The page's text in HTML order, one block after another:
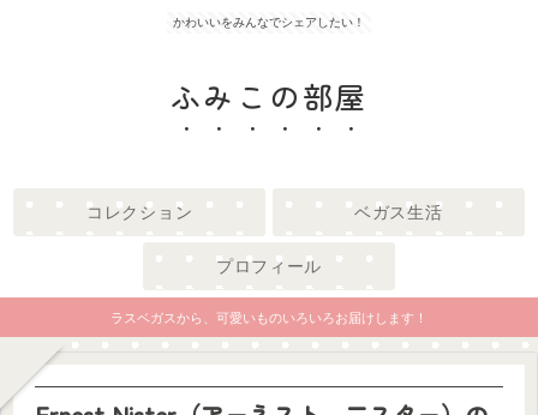
かわいいをみんなでシェアしたい！
ふみこの部屋
コレクション ベガス生活
プロフィール
ラスベガスから、可愛いものいろいろお届けします！